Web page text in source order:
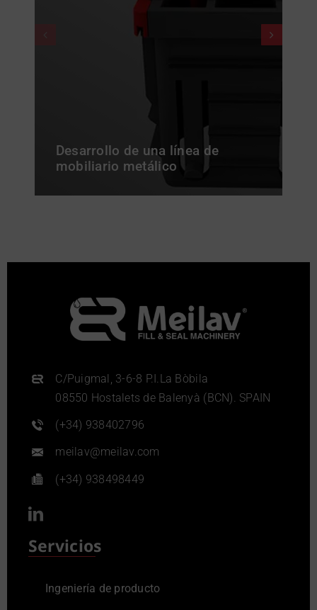
Desarrollo de una línea de
mobiliario metálico
C/Puigmal, 3-6-8 P.I.La Bòbila
08550 Hostalets de Balenyà (BCN). SPAIN
(+34) 938402796
meilav@meilav.com
(+34) 938498449
Servicios
Ingeniería de producto